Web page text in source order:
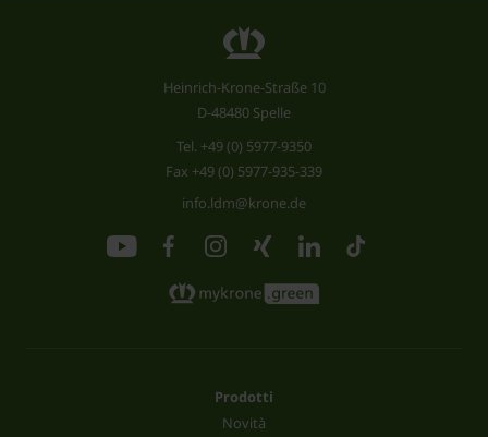
Heinrich-Krone-Straße 10
D-48480 Spelle
Tel. +49 (0) 5977-9350
Fax +49 (0) 5977-935-339
info.ldm@krone.de
Prodotti
Novità